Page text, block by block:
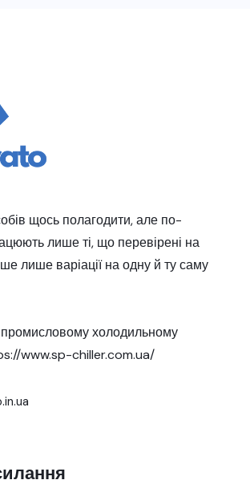
щось полагодити, але по-
лише ті, що перевірені на
лише варіації на одну й ту саму
холодильному
www.sp-chiller.com.ua/